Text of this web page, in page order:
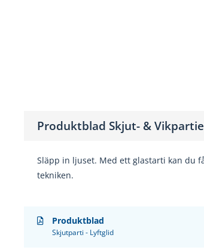
Produktblad Skjut- &
Släpp in ljuset. Med ett glastarti kan du
tekniken.
Produktblad
Skjutparti - Lyftglid